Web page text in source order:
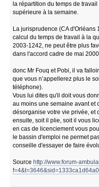
la répartition du temps de
supérieure à la semaine.
La jurisprudence (CA d'Orléans
calcul du temps de travail à la
2003-1242, ne peut être plus
dans l'accord cadre de mai
donc Mr Fouq et Pobi, il va
que vous n’appellerez plus le
téléphone).
Vous lui dites qu'il doit vous
au moins une semaine avant et
désorganise votre vie privée, et
ensuite, soit il plie, soit il vous
en cas de licenciement vous
le bassin d'emploi ne permet
conseille d'essayer de faire
Source http://www.forum-